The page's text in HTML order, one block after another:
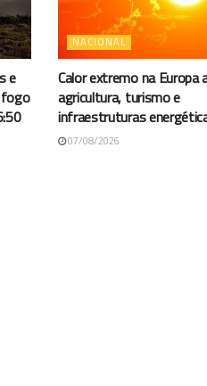
e
fogo
NACIONAL
Calor extremo na Europa
agricultura, turismo e
infraestruturas
07/08/2026